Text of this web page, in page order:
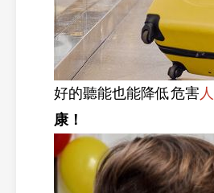
好的聽能也能降低危害
康！